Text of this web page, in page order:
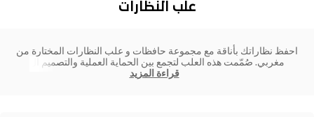
علب النظارات
احفظ نظاراتك بأناقة مع مجموعة حافظات و علب النظارات المختارة من
مغربي. صُمّمت هذه العلب لتجمع بين الحماية العملية والتصميم ال
قراءة المزيد